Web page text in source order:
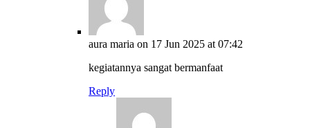
aura maria on 17 Jun 2025 at 07:42
kegiatannya sangat bermanfaat
Reply